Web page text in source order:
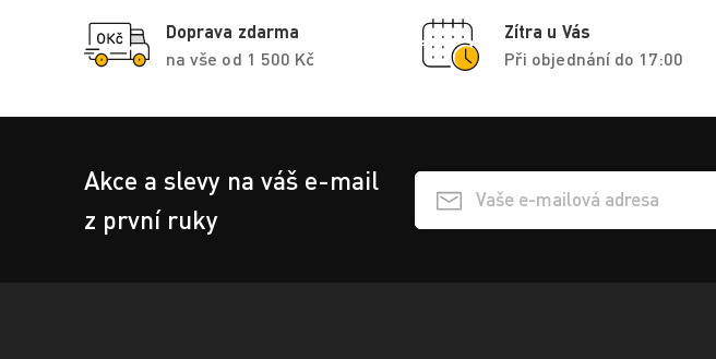
Doprava zdarma
na vše od 1 500 Kč
Zítra u Vás
Při objednání do 17:00
Akce a slevy na váš e-mail
z první ruky
Přihlášení e-mailu k odběru